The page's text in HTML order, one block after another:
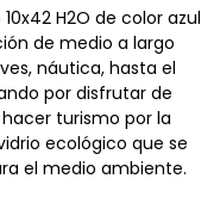
H2O de color azul
de medio a largo
náutica, hasta el
por disfrutar de
turismo por la
ecológico que se
el medio ambiente.